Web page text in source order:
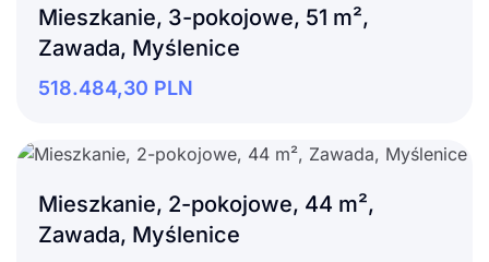
Mieszkanie, 3-pokojowe, 51 m²,
Zawada, Myślenice
518.484,30 PLN
Mieszkanie, 2-pokojowe, 44 m²,
Zawada, Myślenice